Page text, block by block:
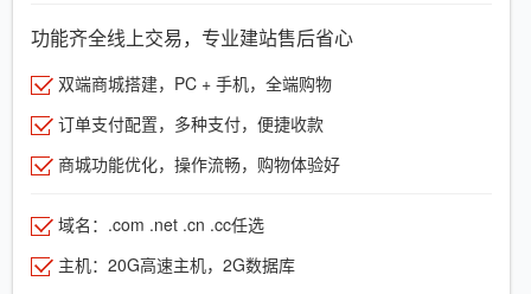
功能齐全线上交易，专业建站售后省心
双端商城搭建，PC + 手机，全端购物
订单支付配置，多种支付，便捷收款
商城功能优化，操作流畅，购物体验好
域名：.com .net .cn .cc任选
主机：20G高速主机，2G数据库